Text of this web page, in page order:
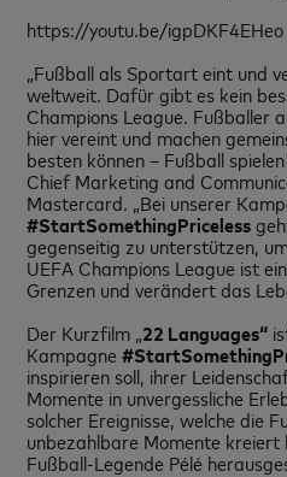
https://youtu.be/igpDKF4EHeo
„Fußball als Sportart eint und
weltweit. Dafür gibt es kein
Champions League. Fußballer
hier vereint und machen
besten können – Fußball
Chief Marketing and
Mastercard. „Bei unserer
#StartSomethingPriceless
gegenseitig zu unterstützen,
UEFA Champions League ist
Grenzen und verändert das
Der Kurzfilm „22 Languages“
Kampagne
inspirieren soll, ihrer
Momente in unvergessliche
solcher Ereignisse, welche die
unbezahlbare Momente kreiert
Fußball-Legende Pélé